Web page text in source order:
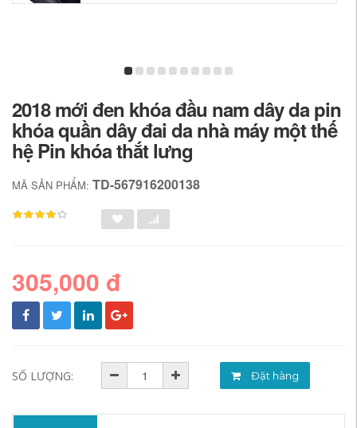
2018 mới đen khóa đầu nam dây da pin
khóa quần dây đai da nhà máy một thế
hệ Pin khóa thắt lưng
MÃ SẢN PHẨM: TD-567916200138
305,000 đ
SỐ LƯỢNG: Đặt hàng